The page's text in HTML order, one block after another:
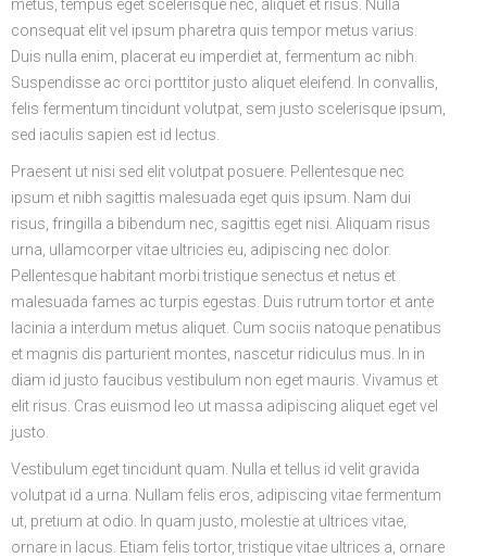
metus, tempus eget scelerisque nec, aliquet et risus. Nulla
consequat elit vel ipsum pharetra quis tempor metus varius.
Duis nulla enim, placerat eu imperdiet at, fermentum ac nibh.
Suspendisse ac orci porttitor justo aliquet eleifend. In convallis,
felis fermentum tincidunt volutpat, sem justo scelerisque ipsum,
sed iaculis sapien est id lectus.
Praesent ut nisi sed elit volutpat posuere. Pellentesque nec
ipsum et nibh sagittis malesuada eget quis ipsum. Nam dui
risus, fringilla a bibendum nec, sagittis eget nisi. Aliquam risus
urna, ullamcorper vitae ultricies eu, adipiscing nec dolor.
Pellentesque habitant morbi tristique senectus et netus et
malesuada fames ac turpis egestas. Duis rutrum tortor et ante
lacinia a interdum metus aliquet. Cum sociis natoque penatibus
et magnis dis parturient montes, nascetur ridiculus mus. In in
diam id justo faucibus vestibulum non eget mauris. Vivamus et
elit risus. Cras euismod leo ut massa adipiscing aliquet eget vel
justo.
Vestibulum eget tincidunt quam. Nulla et tellus id velit gravida
volutpat id a urna. Nullam felis eros, adipiscing vitae fermentum
ut, pretium at odio. In quam justo, molestie at ultrices vitae,
ornare in lacus. Etiam felis tortor, tristique vitae ultrices a, ornare